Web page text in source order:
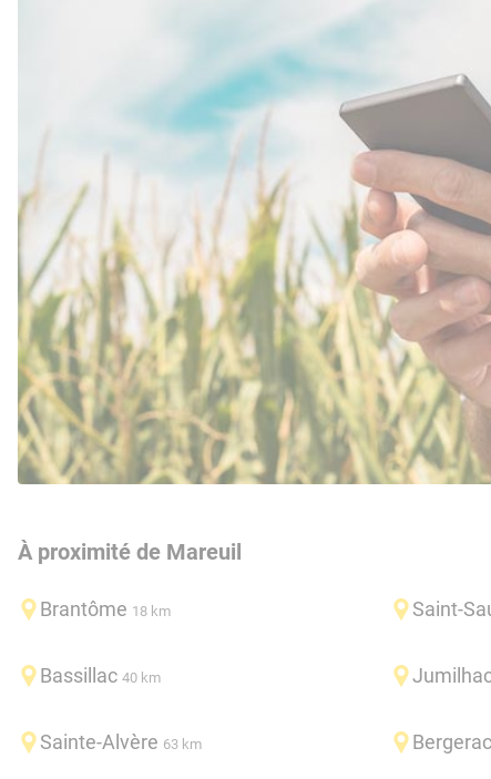
À proximité de Mareuil
Brantôme 18 km Saint-
Bassillac 40 km
Sainte-Alvère 63 km Bergerac